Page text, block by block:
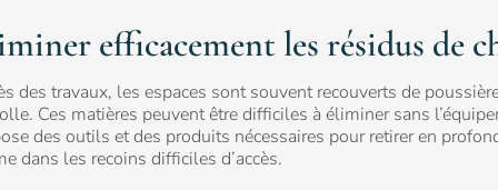
efficacement les résidus de
des travaux, les espaces sont souvent recouverts de
Ces matières peuvent être difficiles à éliminer sans
des outils et des produits nécessaires pour retirer en
dans les recoins difficiles d’accès.